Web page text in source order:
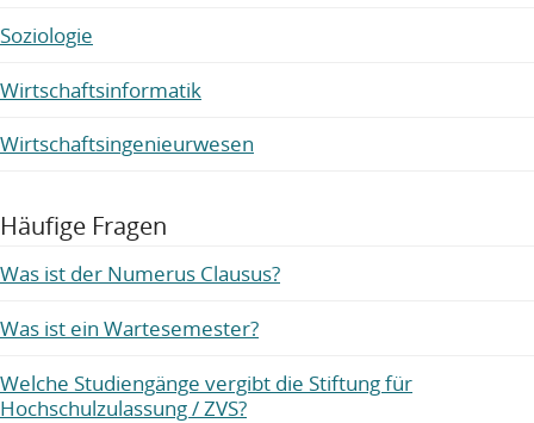
Soziologie
Wirtschaftsinformatik
Wirtschaftsingenieurwesen
Häufige Fragen
Was ist der Numerus Clausus?
Was ist ein Wartesemester?
Welche Studiengänge vergibt die Stiftung für
Hochschulzulassung / ZVS?